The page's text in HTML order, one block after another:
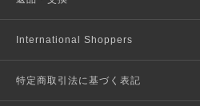
International Shoppers
特定商取引法に基づく表記